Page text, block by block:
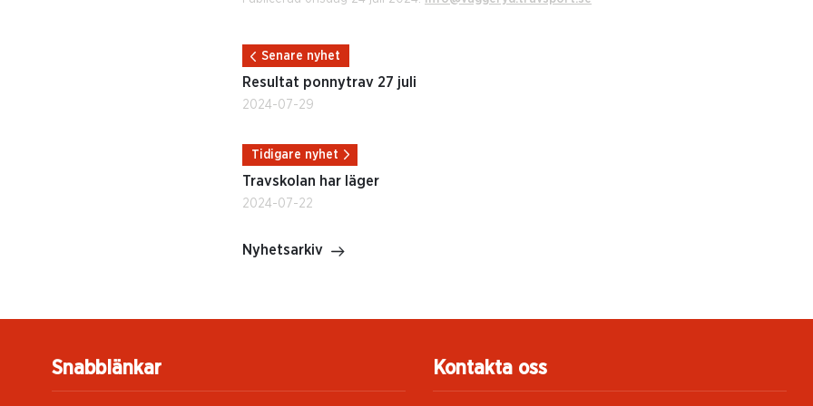
Senare nyhet
Resultat ponnytrav 27 juli
2024-07-29
Tidigare nyhet
Travskolan har läger
2024-07-22
Nyhetsarkiv
Snabblänkar Kontakta oss